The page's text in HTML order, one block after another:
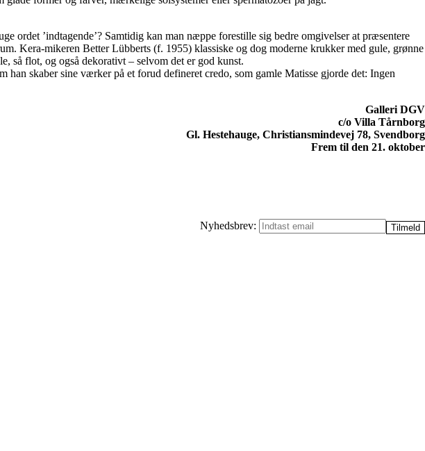
’indtagende’? Samtidig kan man næppe forestille sig bedre omgivelser at præsentere
Kera-mikeren Better Lübberts (f. 1955) klassiske og dog moderne krukker med gule, grønne
så flot, og også dekorativt – selvom det er god kunst.
skaber sine værker på et forud defineret credo, som gamle Matisse gjorde det: Ingen
Galleri DGV
c/o Villa Tårnborg
Gl. Hestehauge, Christiansmindevej 78, Svendborg
Frem til den 21. oktober
Nyhedsbrev: